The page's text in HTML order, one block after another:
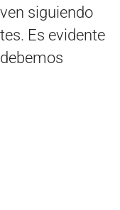
siguiendo
Es evidente